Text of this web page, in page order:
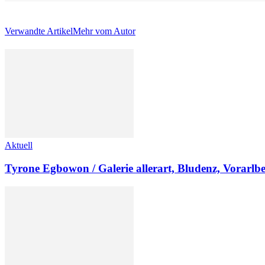
Verwandte ArtikelMehr vom Autor
Aktuell
Tyrone Egbowon / Galerie allerart, Bludenz,